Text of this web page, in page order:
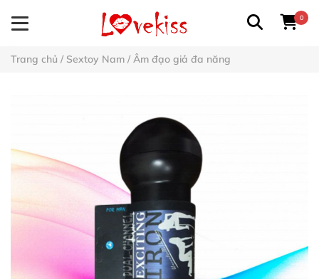
0
Trang chủ / Sextoy Nam / Âm đạo giả đa năng